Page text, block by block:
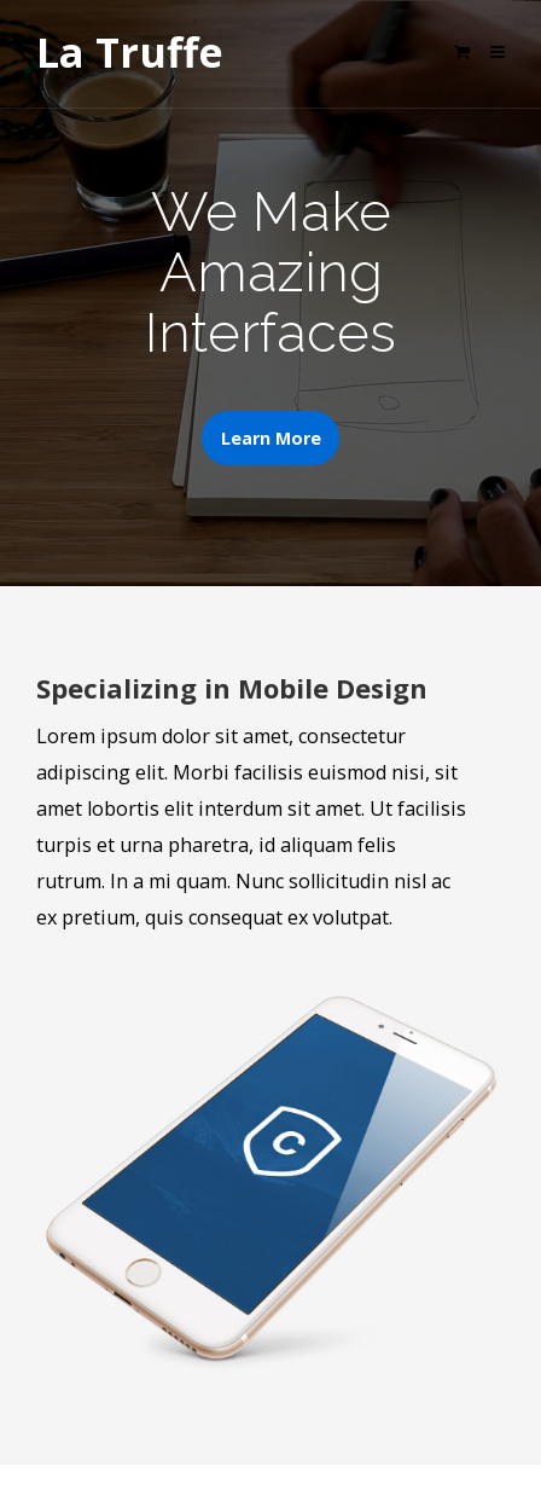
La Truffe
We Make
Amazing
Interfaces
Learn More
Specializing in Mobile Design
Lorem ipsum dolor sit amet, consectetur
adipiscing elit. Morbi facilisis euismod nisi, sit
amet lobortis elit interdum sit amet. Ut facilisis
turpis et urna pharetra, id aliquam felis
rutrum. In a mi quam. Nunc sollicitudin nisl ac
ex pretium, quis consequat ex volutpat.